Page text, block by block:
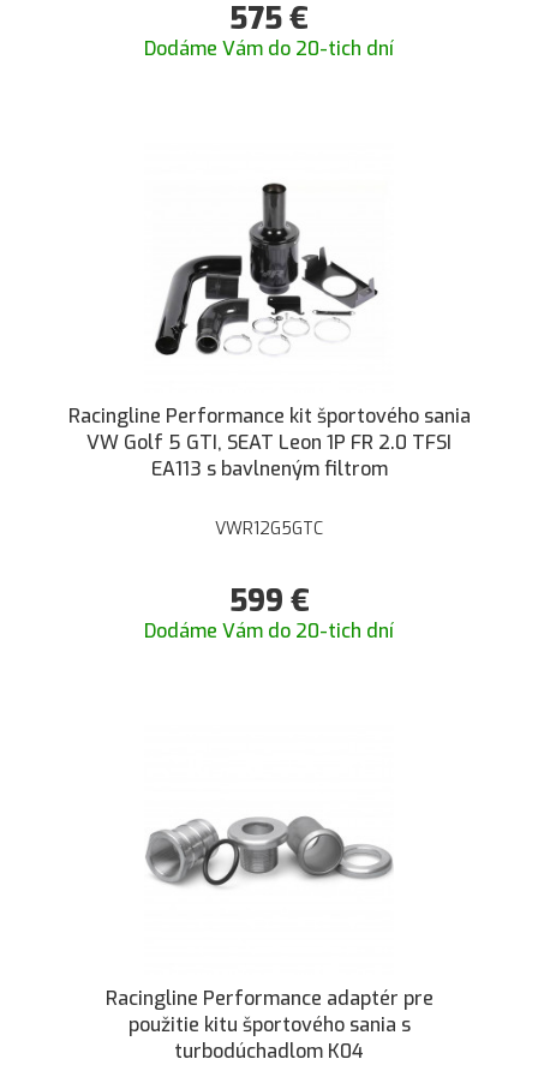
575€
Dodáme Vám do 20-tich dní
Racingline Performance kit športového sania
VW Golf 5 GTI, SEAT Leon 1P FR 2.0 TFSI
EA113 s bavlneným filtrom
VWR12G5GTC
599 €
Dodáme Vám do 20-tich dní
Racingline Performance adaptér pre
použitie kitu športového sania s
turbodúchadlom K04